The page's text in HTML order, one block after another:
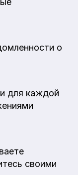
о
для каждой
своими